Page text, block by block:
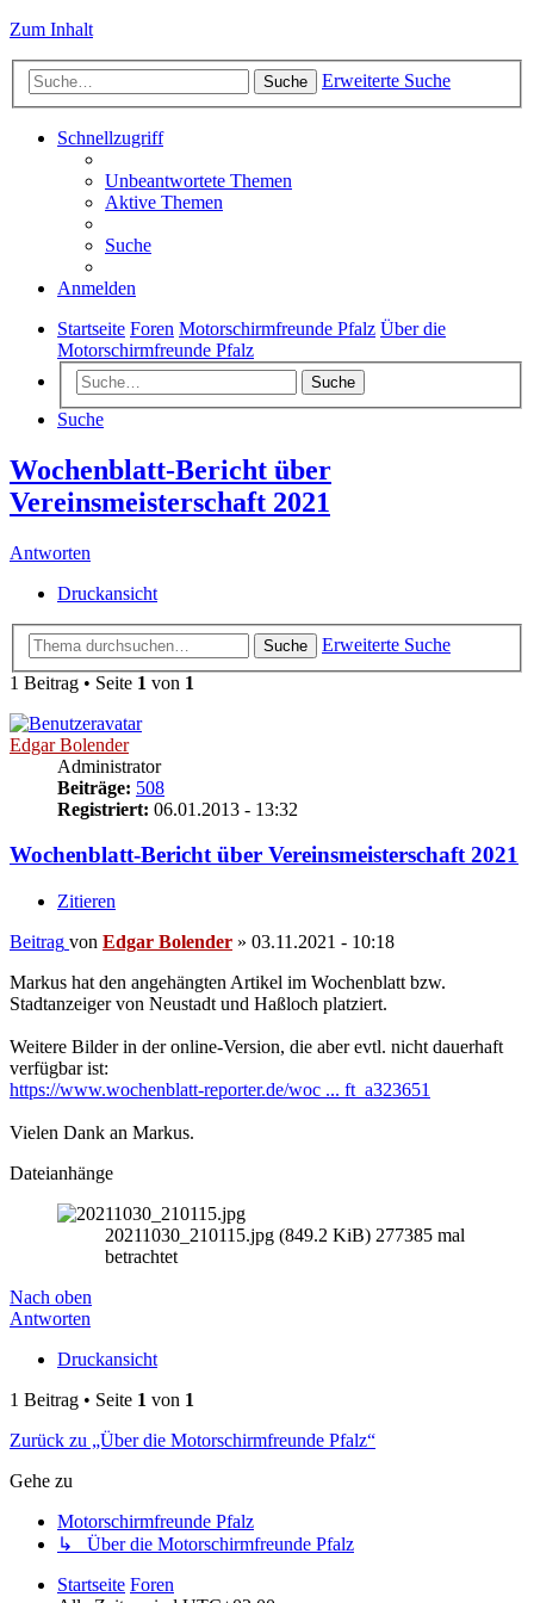
Zum Inhalt
Suche Erweiterte Suche
Schnellzugriff
Unbeantwortete Themen
Aktive Themen
Suche
Anmelden
Startseite Foren Motorschirmfreunde Pfalz Über die
Motorschirmfreunde Pfalz
Suche
Suche
Wochenblatt-Bericht über
Vereinsmeisterschaft 2021
Antworten
Druckansicht
Suche
Erweiterte Suche
1 Beitrag • Seite 1 von 1
Edgar Bolender
Administrator
Beiträge: 508
Registriert: 06.01.2013 - 13:32
Wochenblatt-Bericht über Vereinsmeisterschaft 2021
Zitieren
Beitrag von Edgar Bolender » 03.11.2021 - 10:18
Markus hat den angehängten Artikel im Wochenblatt bzw.
Stadtanzeiger von Neustadt und Haßloch platziert.
Weitere Bilder in der online-Version, die aber evtl. nicht dauerhaft
verfügbar ist:
https://www.wochenblatt-reporter.de/woc ... ft_a323651
Vielen Dank an Markus.
Dateianhänge
20211030_210115.jpg (849.2 KiB) 277385 mal
betrachtet
Nach oben
Antworten
Druckansicht
1 Beitrag • Seite 1 von 1
Zurück zu „Über die Motorschirmfreunde Pfalz“
Gehe zu
Motorschirmfreunde Pfalz
↳ Über die Motorschirmfreunde Pfalz
Startseite Foren